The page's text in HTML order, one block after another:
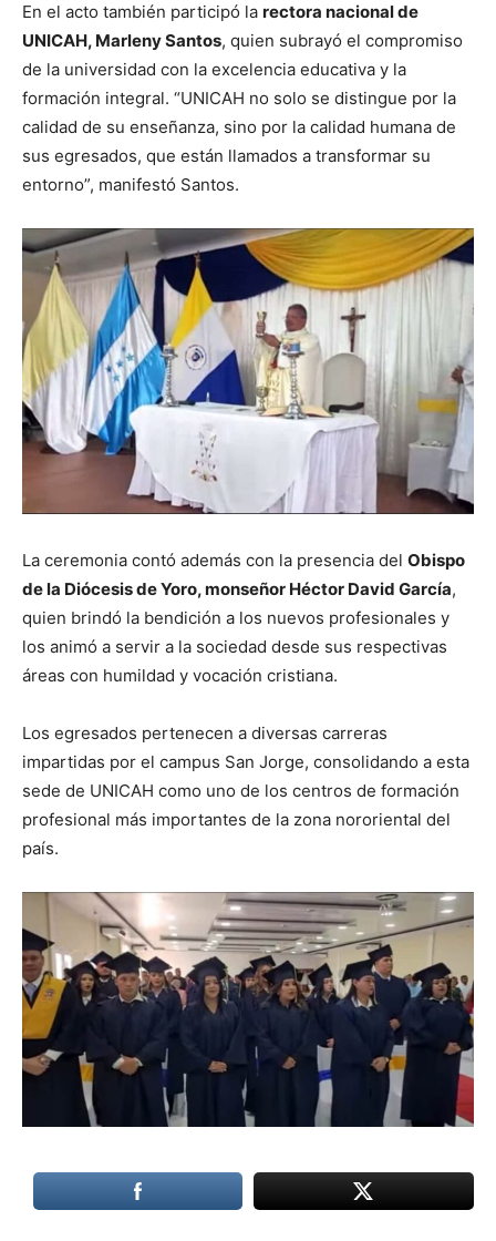
En el acto también participó la rectora nacional de
UNICAH, Marleny Santos, quien subrayó el compromiso
de la universidad con la excelencia educativa y la
formación integral. “UNICAH no solo se distingue por la
calidad de su enseñanza, sino por la calidad humana de
sus egresados, que están llamados a transformar su
entorno”, manifestó Santos.
La ceremonia contó además con la presencia del Obispo
de la Diócesis de Yoro, monseñor Héctor David García,
quien brindó la bendición a los nuevos profesionales y
los animó a servir a la sociedad desde sus respectivas
áreas con humildad y vocación cristiana.
Los egresados pertenecen a diversas carreras
impartidas por el campus San Jorge, consolidando a esta
sede de UNICAH como uno de los centros de formación
profesional más importantes de la zona nororiental del
país.